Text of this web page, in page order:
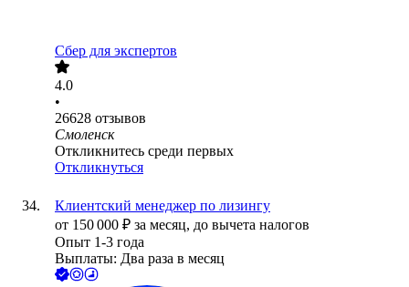
Сбер для экспертов
4.0
•
26628 отзывов
Смоленск
Откликнитесь среди первых
Откликнуться
Клиентский менеджер по лизингу
от 150 000 ₽ за месяц, до вычета налогов
Опыт 1-3 года
Выплаты: Два раза в месяц